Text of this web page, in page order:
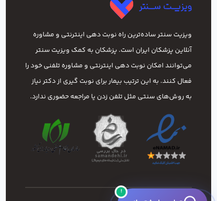
ویزیت سنتر ساده‌ترین راه نوبت‌ دهی اینترنتی و مشاوره
آنلاین پزشکان ایران است. پزشکان به کمک ویزیت سنتر
می‌توانند امکان نوبت دهی اینترنتی و مشاوره تلفنی خود را
فعال کنند. به این ترتیب بیمار برای نوبت گیری از دکتر نیاز
به روش‌های سنتی مثل تلفن زدن یا مراجعه حضوری ندارد.
!